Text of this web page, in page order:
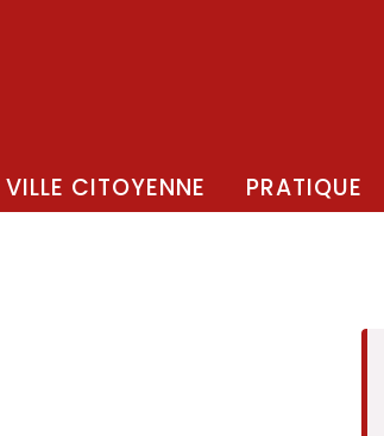
VILLE CITOYENNE PRATIQUE